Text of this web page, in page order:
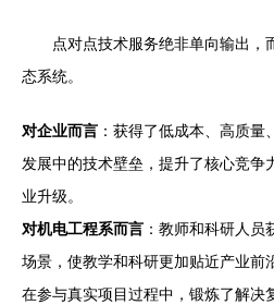
点对点技术服务绝非单向输出，
态系统。
对企业而言 ：获得了低成本、高质
发展中的技术壁垒，提升了核心竞争
业升级。
对机电工程系而言 ：教师和科研人
场景，使教学和科研更加贴近产业前
在参与真实项目过程中，锻炼了解决